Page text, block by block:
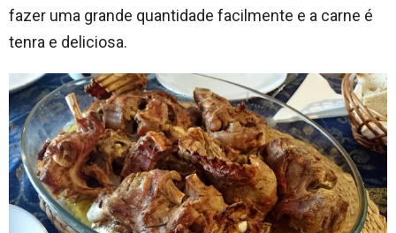
fazer uma grande quantidade facilmente e a carne é
tenra e deliciosa.